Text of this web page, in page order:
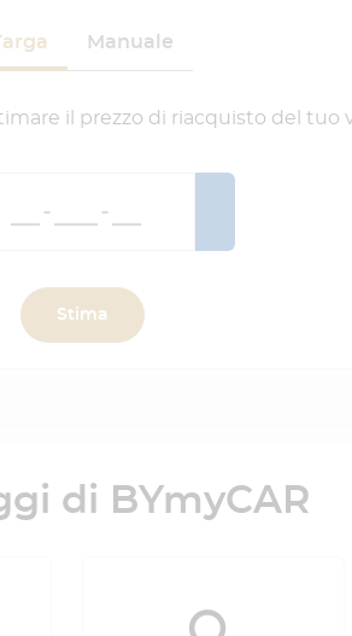
Manuale
il prezzo di riacquisto del tuo
Stima
di BYmyCAR